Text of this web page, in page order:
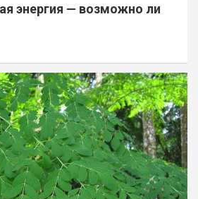
энергия — возможно ли